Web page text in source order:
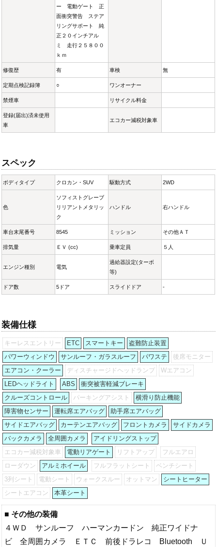
ー 電動ゲート 正
面衝突警告 ステア
リングサポート 純
正２０インチアル
ミ 走行２５８００
ｋｍ
修復歴 有 車検 無
定期点検記録簿 ○ ワンオーナー
禁煙車 リサイクル料金
登録(届出)済未使用
車
エコカー減税対象車
スペック
ボディタイプ クロカン・SUV 駆動方式 2WD
色
ソフィストグレーブ
リリアントメタリッ
ク
ハンドル 右ハンドル
車台末尾番号 8545 ミッション その他ＡＴ
排気量 ＥＶ (cc) 乗車定員 ５人
エンジン種別 電気
過給器設定(ターボ
等)
ドア数 5ドア スライドドア -
装備仕様
キーレスエントリー ETC スマートキー
盗難防止装置
パワーウィンドウ
サンルーフ・ガラスルーフ パワステ
後席モニター
エアコン・クーラー
ディスチャージドヘッドランプ
Wエアコン
LEDヘッドライト
ABS
衝突被害軽減ブレーキ
クルーズコントロール
パーキングアシスト
横滑り防止機能
障害物センサー
運転席エアバッグ
助手席エアバッグ
サイドエアバッグ
カーテンエアバッグ フロントカメラ
サイドカメラ
バックカメラ
全周囲カメラ
アイドリングストップ
エコカー減税対象車
電動リアゲート リフトアップ
フルエアロ
ローダウン
アルミホイール フルフラットシート
ベンチシート
3列シート
電動シート ウォークスルー オットマン
シートヒーター
シートエアコン
本革シート
■ その他の装備
４ＷＤ サンルーフ ハーマンカードン 純正ワイドナ
ビ 全周囲カメラ ＥＴＣ 前後ドラレコ Bluetooth Ｕ